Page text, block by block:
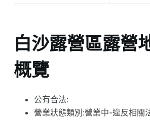
白沙露營區露營
概覽
公有合法:
營業狀態類別:營業中-違反相關